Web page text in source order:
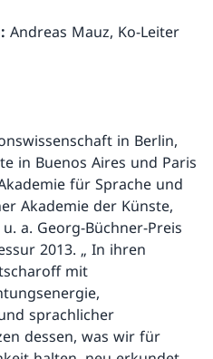
Andreas Mauz, Ko-Leiter
in Berlin,
in Buenos Aires und Paris
für Sprache und
Akademie der Künste,
a. Georg-Büchner-Preis
2013. „ In ihren
mit
sprachlicher
dessen, was wir für